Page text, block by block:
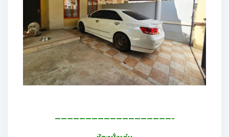
———————————————————-